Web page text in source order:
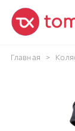
Главная >